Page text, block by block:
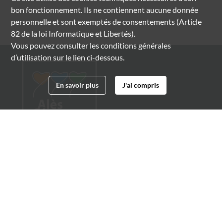
bon fonctionnement. Ils ne contiennent aucune donnée
personnelle et sont exemptés de consentements (Article
82 de la loi Informatique et Libertés).
Vous pouvez consulter les conditions générales
d’utilisation sur le lien ci-dessous.
En savoir plus J'ai compris